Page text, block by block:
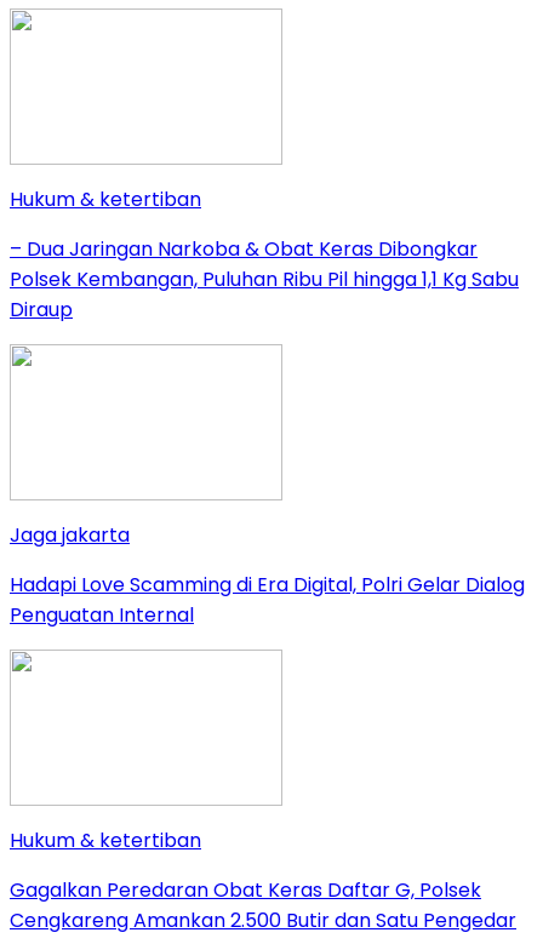
Hukum & ketertiban
– Dua Jaringan Narkoba & Obat Keras Dibongkar
Polsek Kembangan, Puluhan Ribu Pil hingga 1,1 Kg Sabu
Diraup
Jaga jakarta
Hadapi Love Scamming di Era Digital, Polri Gelar Dialog
Penguatan Internal
Hukum & ketertiban
Gagalkan Peredaran Obat Keras Daftar G, Polsek
Cengkareng Amankan 2.500 Butir dan Satu Pengedar